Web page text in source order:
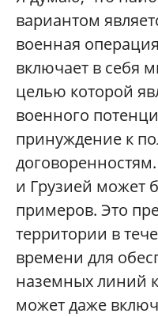
вариантом
военная
включает в себя
целью которой
военного
принуждение к
и Грузией может
примеров. Это
территории в
времени для
наземных линий
может даже